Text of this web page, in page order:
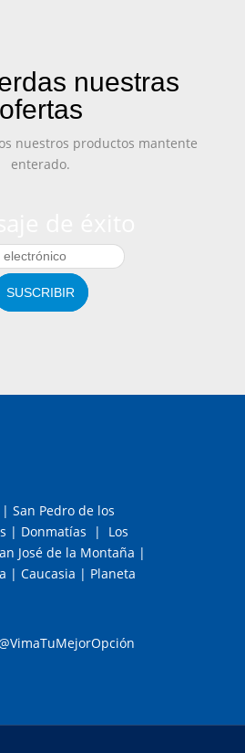
nuestras
ofertas
nuestros productos mantente
enterado.
SUSCRIBIR
San Pedro de los
| Donmatías | Los
José de la Montaña |
| Caucasia | Planeta